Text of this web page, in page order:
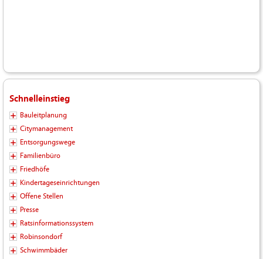
Schnelleinstieg
Bauleitplanung
Citymanagement
Entsorgungswege
Familienbüro
Friedhöfe
Kindertageseinrichtungen
Offene Stellen
Presse
Ratsinformationssystem
Robinsondorf
Schwimmbäder